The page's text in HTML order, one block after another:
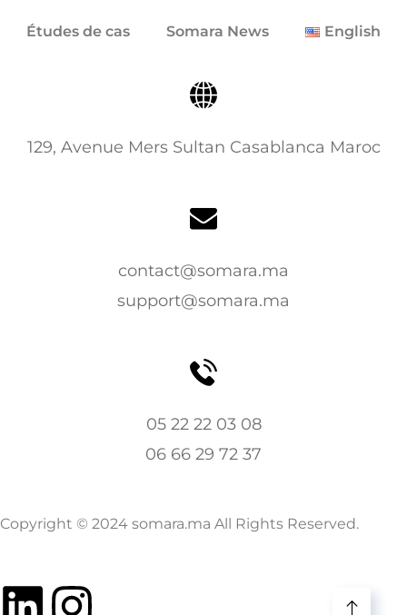
Études de cas Somara News English
129, Avenue Mers Sultan Casablanca Maroc
contact@somara.ma
support@somara.ma
05 22 22 03 08
06 66 29 72 37
Copyright © 2024 somara.ma All Rights Reserved.